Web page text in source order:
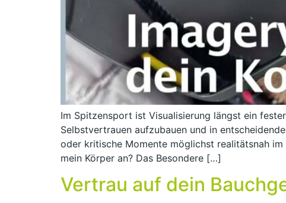
Im Spitzensport ist Visualisierung längst ein
Selbstvertrauen aufzubauen und in
oder kritische Momente möglichst realitätsnah im
mein Körper an? Das Besondere […]
Vertrau auf dein